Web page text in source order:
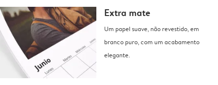
Extra mate
Um papel suave, não revestido, em
branco puro, com um acabamento
elegante.